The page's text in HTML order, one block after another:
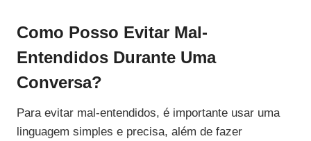
Como Posso Evitar Mal-
Entendidos Durante Uma
Conversa?
Para evitar mal-entendidos, é importante usar uma
linguagem simples e precisa, além de fazer